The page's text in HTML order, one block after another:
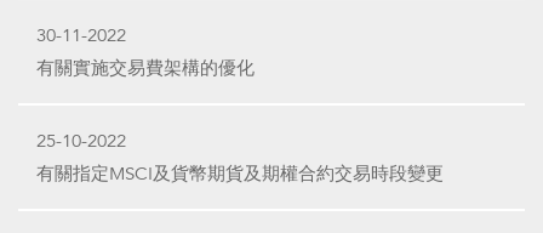
30-11-2022
有關實施交易費架構的優化
25-10-2022
有關指定MSCI及貨幣期貨及期權合約交易時段變更